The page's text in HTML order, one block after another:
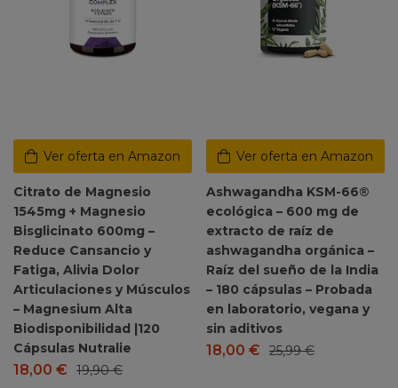
Ver oferta en Amazon
Citrato de Magnesio
1545mg + Magnesio
Bisglicinato 600mg –
Reduce Cansancio y
Fatiga, Alivia Dolor
Articulaciones y Músculos
– Magnesium Alta
Biodisponibilidad |120
Cápsulas Nutralie
18,00 € 19,90€
Ver oferta en Amazon
Ashwagandha KSM-66®
ecológica – 600 mg de
extracto de raíz de
ashwagandha orgánica –
Raíz del sueño de la India
– 180 cápsulas – Probada
en laboratorio, vegana y
sin aditivos
18,00 € 25,99€